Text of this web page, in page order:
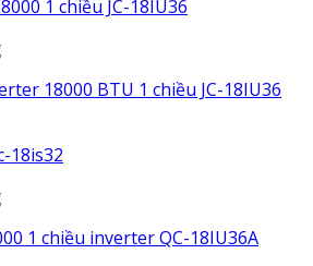
18000 BTU 1 chiều JC-18IU36
1 chiều inverter QC-18IU36A